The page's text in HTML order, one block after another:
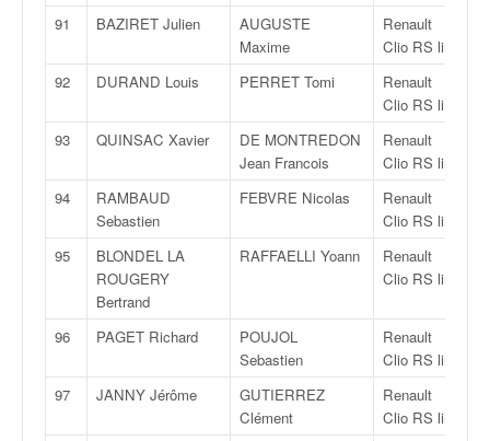
91 BAZIRET Julien
AUGUSTE
Maxime
Renault
Clio RS line
92 DURAND Louis PERRET Tomi
Renault
Clio RS line
93 QUINSAC Xavier
DE MONTREDON
Jean Francois
Renault
Clio RS line
94
RAMBAUD
Sebastien
FEBVRE Nicolas
Renault
Clio RS line
95
BLONDEL LA
ROUGERY
Bertrand
RAFFAELLI Yoann
Renault
Clio RS line
96 PAGET Richard
POUJOL
Sebastien
Renault
Clio RS line
97 JANNY Jérôme
GUTIERREZ
Clément
Renault
Clio RS line